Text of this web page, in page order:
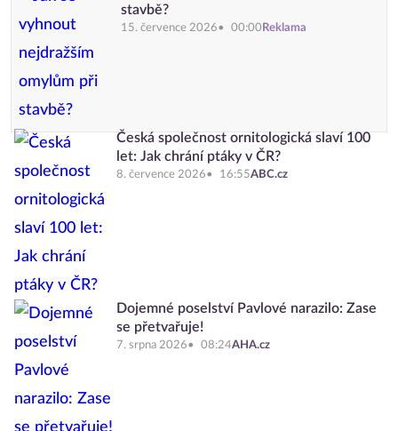
stavbě?
15. července 2026 00:00 Reklama
Česká společnost ornitologická slaví 100
let: Jak chrání ptáky v ČR?
8. července 2026 16:55ABC.cz
Dojemné poselství Pavlové narazilo: Zase
se přetvařuje!
7. srpna 2026 08:24AHA.cz